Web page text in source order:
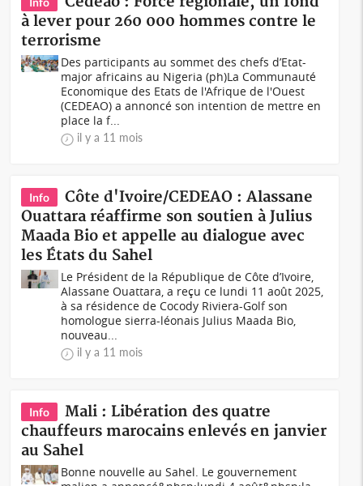
à lever pour 260 000 hommes contre le
terrorisme
Des participants au sommet des chefs d’Etat-
major africains au Nigeria (ph)La Communauté
Economique des Etats de l'Afrique de l'Ouest
(CEDEAO) a annoncé son intention de mettre en
place la f...
il y a 11 mois
Info
Côte d'Ivoire/CEDEAO : Alassane
Ouattara réaffirme son soutien à Julius
Maada Bio et appelle au dialogue avec
les États du Sahel
Le Président de la République de Côte d’Ivoire,
Alassane Ouattara, a reçu ce lundi 11 août 2025,
à sa résidence de Cocody Riviera-Golf son
homologue sierra-léonais Julius Maada Bio,
nouveau...
il y a 11 mois
Info
Mali : Libération des quatre
chauffeurs marocains enlevés en janvier
au Sahel
Bonne nouvelle au Sahel. Le gouvernement